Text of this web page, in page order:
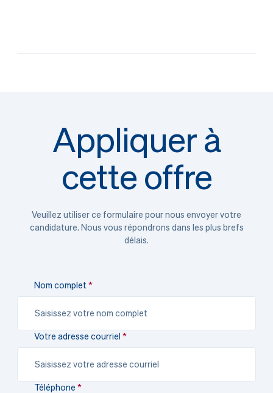
Appliquer à
cette offre
Veuillez utiliser ce formulaire pour nous envoyer votre
candidature. Nous vous répondrons dans les plus brefs
délais.
Nom complet
Votre adresse courriel
Téléphone